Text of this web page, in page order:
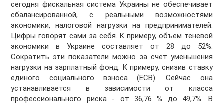
сегодня фискальная система Украины не обеспечивает
сбалансированной, с реальными возможностями
экономики, налоговой нагрузки на предпринимателей.
Цифры говорят сами за себя. К примеру, объем теневой
экономики в Украине составляет от 28 до 52%.
Сократить эти показатели можно за счет уменьшения
нагрузки на зарплатный фонд. К примеру, снизив ставку
единого социального взноса (ЕСВ). Сейчас она
устанавливается в зависимости от класса
профессионального риска - от 36,76 % до 49,7%. В